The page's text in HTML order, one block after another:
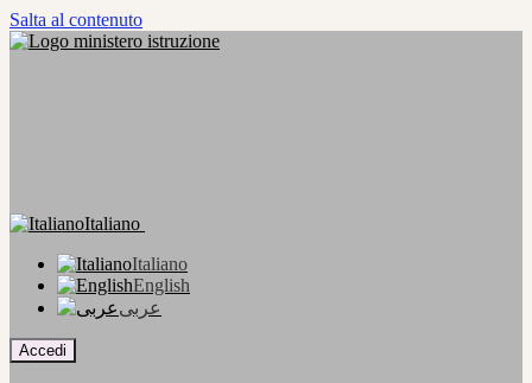
Salta al contenuto
Italiano
Italiano
English
عربى
Accedi